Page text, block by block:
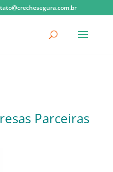
Parceiras